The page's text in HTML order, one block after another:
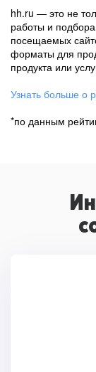
hh.ru — это не
работы и
посещаемых
форматы для
продукта или
Узнать больше о
*по данным